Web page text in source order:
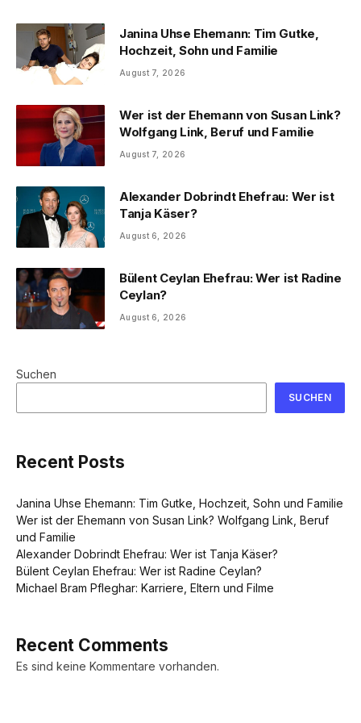
Janina Uhse Ehemann: Tim Gutke,
Hochzeit, Sohn und Familie
August 7, 2026
Wer ist der Ehemann von Susan Link?
Wolfgang Link, Beruf und Familie
August 7, 2026
Alexander Dobrindt Ehefrau: Wer ist
Tanja Käser?
August 6, 2026
Bülent Ceylan Ehefrau: Wer ist Radine
Ceylan?
August 6, 2026
Suchen
SUCHEN
Recent Posts
Janina Uhse Ehemann: Tim Gutke, Hochzeit, Sohn und Familie
Wer ist der Ehemann von Susan Link? Wolfgang Link, Beruf
und Familie
Alexander Dobrindt Ehefrau: Wer ist Tanja Käser?
Bülent Ceylan Ehefrau: Wer ist Radine Ceylan?
Michael Bram Pfleghar: Karriere, Eltern und Filme
Recent Comments
Es sind keine Kommentare vorhanden.